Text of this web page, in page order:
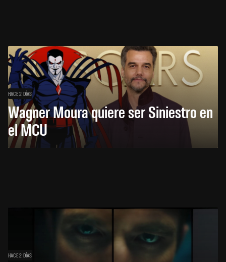
HACE 2 DÍAS
Wagner Moura quiere ser Siniestro en
el MCU
HACE 2 DÍAS